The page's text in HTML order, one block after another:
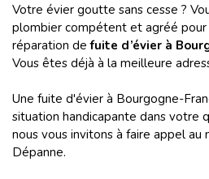
Votre évier goutte sans cesse ?
plombier compétent et agréé pour
réparation defuite d’évier à
Vous êtes déjà à la meilleure
Une fuite d'évier à Bourgogne-
situation handicapante dans votre
nous vous invitons à faire appel au
Dépanne.